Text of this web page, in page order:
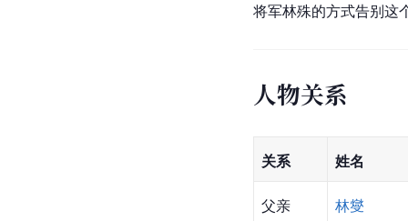
将军林殊的方式告别这
人物关系
关系 姓名
父亲 林燮